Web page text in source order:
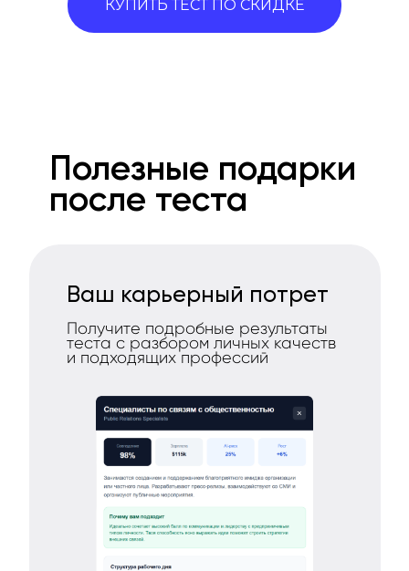
КУПИТЬ ТЕСТ ПО СКИДКЕ
Полезные подарки
после теста
Ваш карьерный потрет
Получите подробные результаты
теста с разбором личных качеств
и подходящих профессий